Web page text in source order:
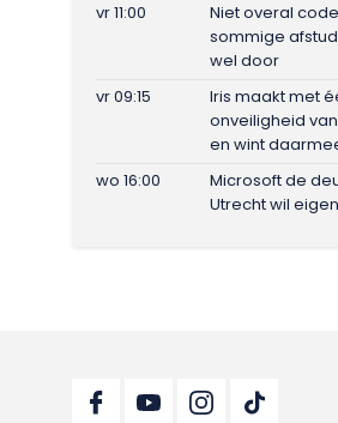
vr 11:00
Niet overal
sommige
wel door
vr 09:15
Iris maakt met
onveiligheid
en wint
wo 16:00
Microsoft de
Utrecht wil